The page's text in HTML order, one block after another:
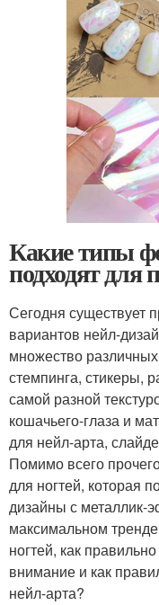
Какие типы
подходят для
Сегодня существует
вариантов нейл-
множество
стемпинга, стикеры,
самой разной
кошачьего-глаза и
для нейл-арта,
Помимо всего
для ногтей, которая
дизайны с металлик-
максимальном
ногтей, как
внимание и как
нейл-арта?